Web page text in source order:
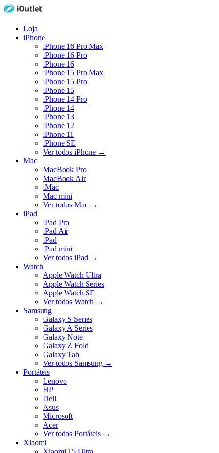
Loja
iPhone
iPhone 16 Pro Max
iPhone 16 Pro
iPhone 16
iPhone 15 Pro Max
iPhone 15 Pro
iPhone 15
iPhone 14 Pro
iPhone 14
iPhone 13
iPhone 12
iPhone 11
iPhone SE
Ver todos iPhone →
Mac
MacBook Pro
MacBook Air
iMac
Mac mini
Ver todos Mac →
iPad
iPad Pro
iPad Air
iPad
iPad mini
Ver todos iPad →
Watch
Apple Watch Ultra
Apple Watch Series
Apple Watch SE
Ver todos Watch →
Samsung
Galaxy S Series
Galaxy A Series
Galaxy Note
Galaxy Z Fold
Galaxy Tab
Ver todos Samsung →
Portáteis
Lenovo
HP
Dell
Asus
Microsoft
Acer
Ver todos Portáteis →
Xiaomi
Xiaomi 15 Ultra